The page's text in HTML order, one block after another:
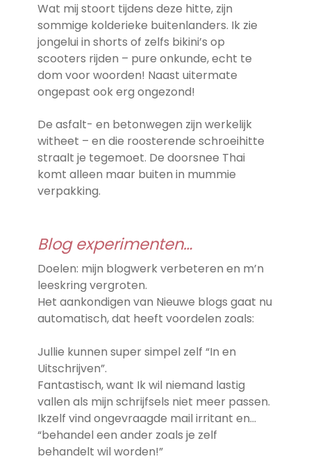
Wat mij stoort tijdens deze hitte, zijn
sommige kolderieke buitenlanders. Ik zie
jongelui in shorts of zelfs bikini’s op
scooters rijden – pure onkunde, echt te
dom voor woorden! Naast uitermate
ongepast ook erg ongezond!
De asfalt- en betonwegen zijn werkelijk
witheet – en die roosterende schroeihitte
straalt je tegemoet. De doorsnee Thai
komt alleen maar buiten in mummie
verpakking.
Blog experimenten…
Doelen: mijn blogwerk verbeteren en m’n
leeskring vergroten.
Het aankondigen van Nieuwe blogs gaat nu
automatisch, dat heeft voordelen zoals:
Jullie kunnen super simpel zelf “In en
Uitschrijven”.
Fantastisch, want Ik wil niemand lastig
vallen als mijn schrijfsels niet meer passen.
Ikzelf vind ongevraagde mail irritant en…
“behandel een ander zoals je zelf
behandelt wil worden!”